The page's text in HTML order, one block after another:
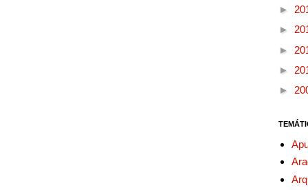
►
►
►
►
►